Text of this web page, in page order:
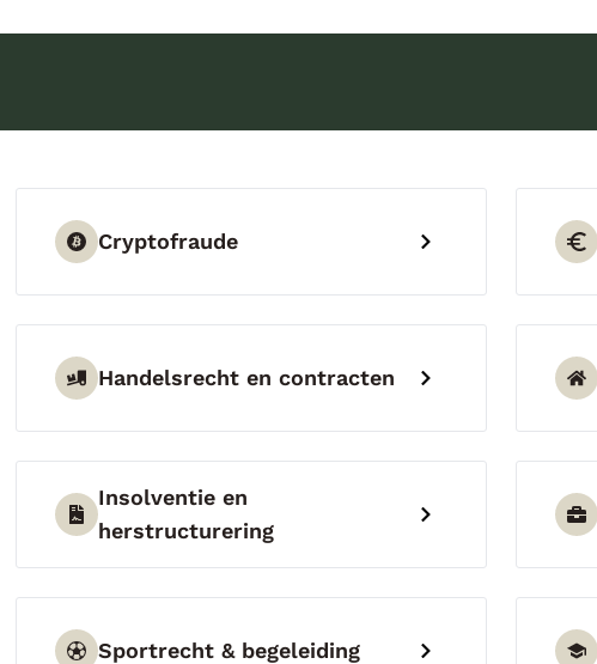
Cryptofraude
Handelsrecht en contracten
Insolventie en
herstructurering
Sportrecht & begeleiding